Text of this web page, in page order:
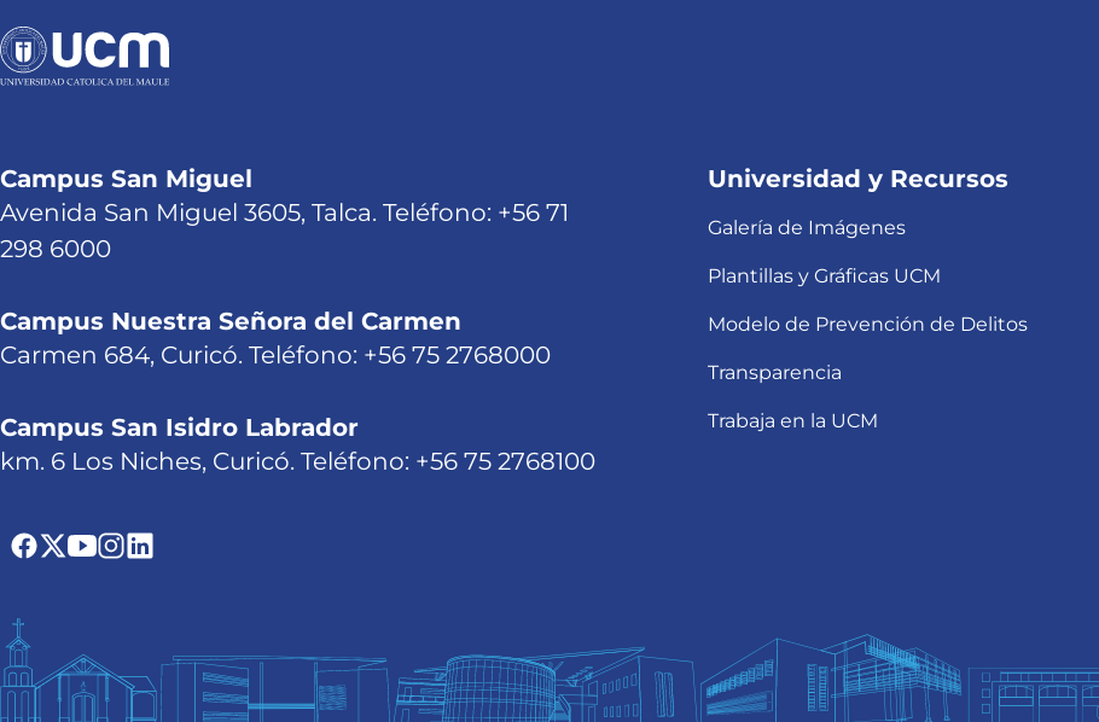
Campus San Miguel
Avenida San Miguel 3605, Talca. Teléfono: +56 71
298 6000
Campus Nuestra Señora del Carmen
Carmen 684, Curicó. Teléfono: +56 75 2768000
Campus San Isidro Labrador
km. 6 Los Niches, Curicó. Teléfono: +56 75 2768100
Universidad y Recursos
Galería de Imágenes
Plantillas y Gráficas UCM
Modelo de Prevención de Delitos
Transparencia
Trabaja en la UCM